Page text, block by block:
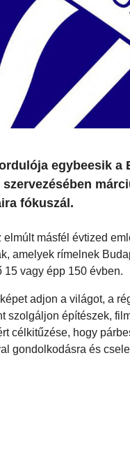
egybeesik
fókuszál.
másfél évtized
amelyek rímelnek
vagy épp 150 évben.
adjon a világot, a
szolgáljon építészek,
célkitűzése, hogy
gondolkodásra és